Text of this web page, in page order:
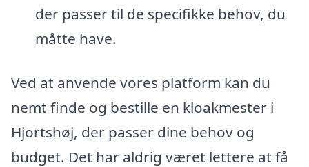
der passer til de specifikke behov, du
måtte have.
Ved at anvende vores platform kan du
nemt finde og bestille en kloakmester i
Hjortshøj, der passer dine behov og
budget. Det har aldrig været lettere at få